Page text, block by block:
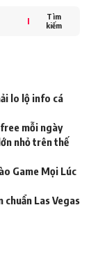
Tìm
kiếm
lo lộ info cá
mỗi ngày
nhỏ trên thế
Game Mọi Lúc
chuẩn Las Vegas